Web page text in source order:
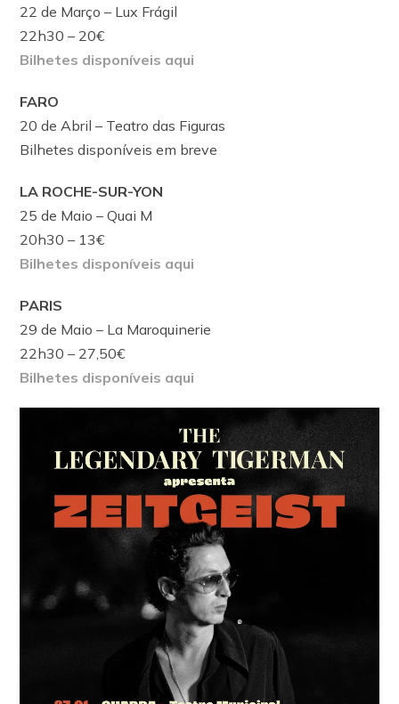
22 de Março – Lux Frágil
22h30 – 20€
Bilhetes disponíveis aqui
FARO
20 de Abril – Teatro das Figuras
Bilhetes disponíveis em breve
LA ROCHE-SUR-YON
25 de Maio – Quai M
20h30 – 13€
Bilhetes disponíveis aqui
PARIS
29 de Maio – La Maroquinerie
22h30 – 27,50€
Bilhetes disponíveis aqui